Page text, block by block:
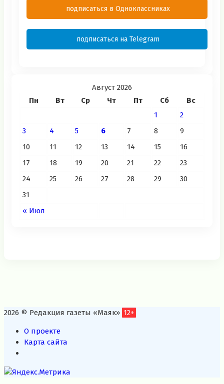
подписаться в Одноклассниках
подписаться на Telegram
Август 2026
Пн
Вт Ср Чт Пт Сб Вс
« Июл
1
2
3
4 5 6 7 8
9
10
11 12 13 14 15
16
17
18 19 20 21 22
23
24
25 26 27 28 29
30
31
2026 © Редакция газеты «Маяк» 12+
О проекте
Карта сайта